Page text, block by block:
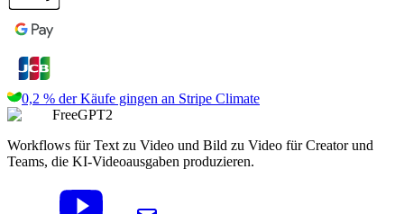
0,2 % der Käufe gingen an Stripe Climate
FreeGPT2
Workflows für Text zu Video und Bild zu Video für Creator und
Teams, die KI-Videoausgaben produzieren.